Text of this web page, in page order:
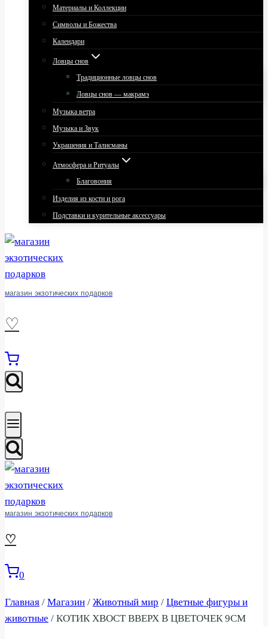
Материалы и Коллекции
Символы и Божества
Календари
Ловцы снов
Традиционные ловцы снов
Ловцы снов — макрамэ
Музыка ветра
Музыка и Звук
Украшения и Талисманы
Атмосфера и Ритуалы
Благовония
Изделия из кости и рога
Подставки и курительные аксессуары
магазин экзотических подарков
♡
магазин экзотических подарков
♡
0
Главная / Магазин / Животный мир / Цветные фигуры и
животные / КОТИК ХВОСТ ВВЕРХ В ЦВЕТОЧЕК 9СМ